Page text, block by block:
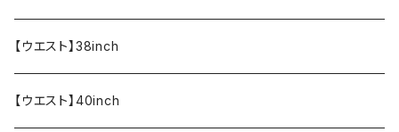
【ウエスト】38inch
【ウエスト】40inch